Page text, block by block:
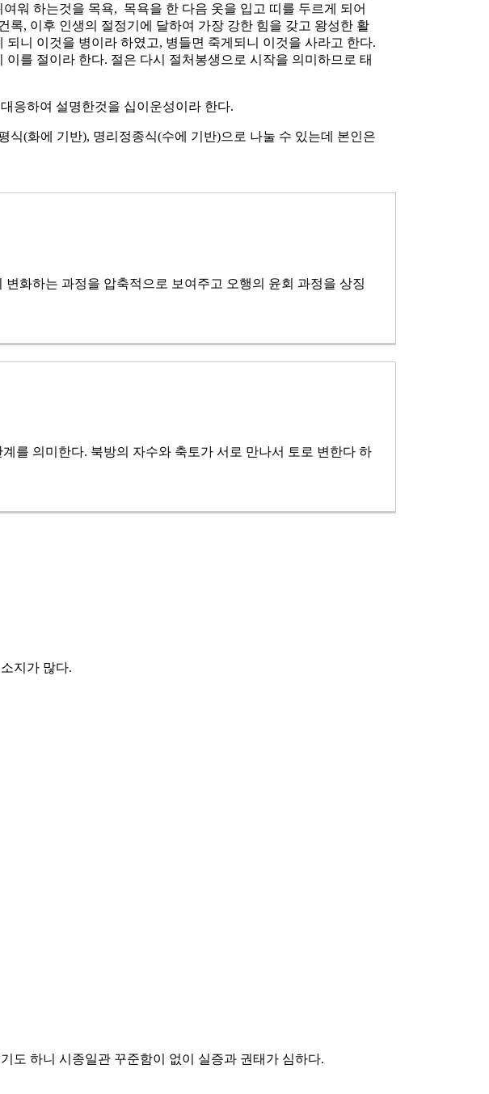
워 하는것을 목욕, 목욕을 한 다음 옷을 입고 띠를 두르게 되어
, 이후 인생의 절정기에 달하여 가장 강한 힘을 갖고 왕성한 활
니 이것을 병이라 하였고, 병들면 죽게되니 이것을 사라고 한다.
를 절이라 한다. 절은 다시 절처봉생으로 시작을 의미하므로 태
응하여 설명한것을 십이운성이라 한다.
(화에 기반), 명리정종식(수에 기반)으로 나눌 수 있는데 본인은
화하는 과정을 압축적으로 보여주고 오행의 윤회 과정을 상징
를 의미한다. 북방의 자수와 축토가 서로 만나서 토로 변한다 하
지가 많다.
도 하니 시종일관 꾸준함이 없이 실증과 권태가 심하다.